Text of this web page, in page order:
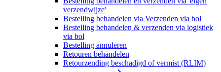
verzendwijze'
Bestelling behandelen via Verzenden via bol
Bestelling behandelen & verzenden via logistiek
via bol
Bestelling annuleren
Retouren behandelen
Retourzending beschadigd of vermist (RLIM)